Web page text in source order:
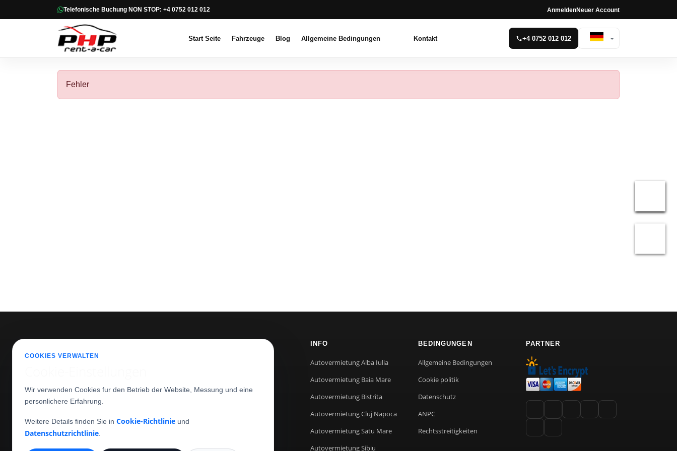
Telefonische Buchung NON STOP: +4 0752 012 012 AnmeldenNeuer Account
Start Seite Fahrzeuge Blog Allgemeine Bedingungen Kontakt +4 0752 012 012
Fehler
+4 0752 012 012
office(at)phprentacar.ro
Strada Traian Vuia 149-151
Cluj-Napoca,Cluj
INFO
Autovermietung Alba Iulia
Autovermietung Baia Mare
Autovermietung Bistrita
Autovermietung Cluj Napoca
Autovermietung Satu Mare
Autovermietung Sibiu
BEDINGUNGEN
Allgemeine Bedingungen
Cookie politik
Datenschutz
ANPC
Rechtsstreitigkeiten
PARTNER
COOKIES VERWALTEN
Wir verwenden Cookies fur den Betrieb der Website, Messung und eine
personlichere Erfahrung.
Weitere Details finden Sie in Cookie-Richtlinie und
Datenschutzrichtlinie